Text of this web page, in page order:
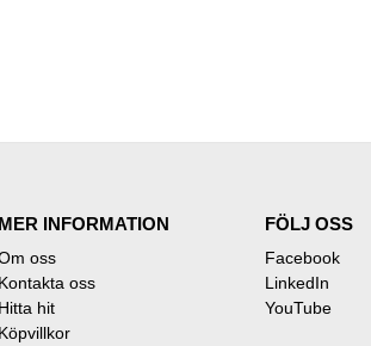
MER INFORMATION
oss
Kontakta oss
Hitta hit
Köpvillkor
FÖLJ OSS
Facebook
LinkedIn
YouTube